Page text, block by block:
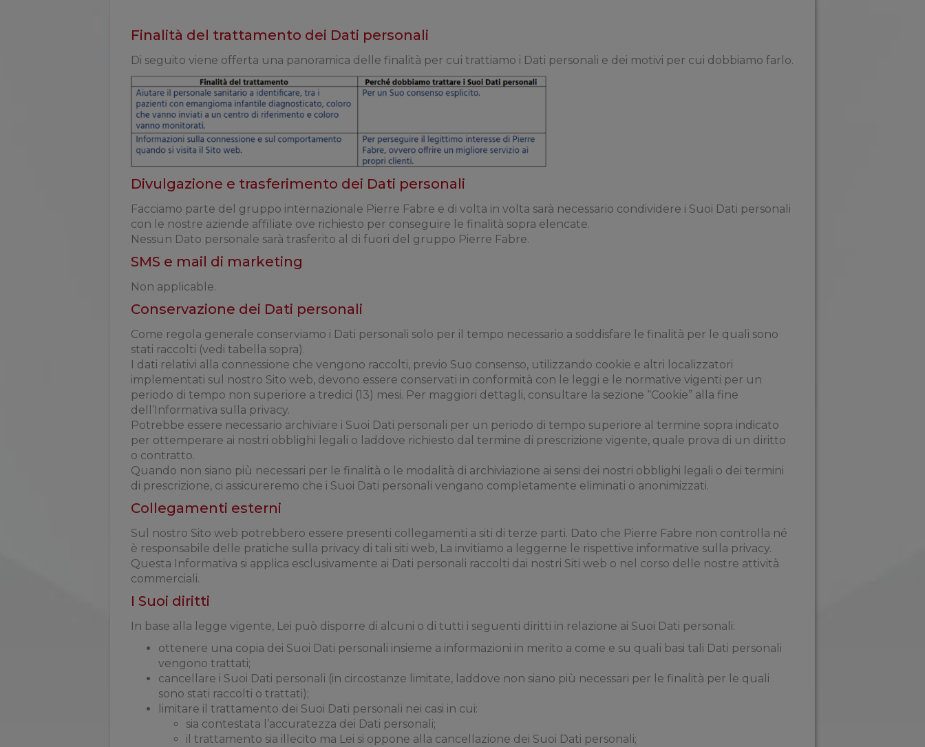
Finalità del trattamento dei Dati personali
Di seguito viene offerta una panoramica delle finalità per cui trattiamo i Dati personali e dei motivi per cui dobbiamo farlo.
Divulgazione e trasferimento dei Dati personali
Facciamo parte del gruppo internazionale Pierre Fabre e di volta in volta sarà necessario condividere i Suoi Dati personali
con le nostre aziende affiliate ove richiesto per conseguire le finalità sopra elencate.
Nessun Dato personale sarà trasferito al di fuori del gruppo Pierre Fabre.
SMS e mail di marketing
Non applicable.
Conservazione dei Dati personali
Come regola generale conserviamo i Dati personali solo per il tempo necessario a soddisfare le finalità per le quali sono
stati raccolti (vedi tabella sopra).
I dati relativi alla connessione che vengono raccolti, previo Suo consenso, utilizzando cookie e altri localizzatori
implementati sul nostro Sito web, devono essere conservati in conformità con le leggi e le normative vigenti per un
periodo di tempo non superiore a tredici (13) mesi. Per maggiori dettagli, consultare la sezione “Cookie” alla fine
dell’Informativa sulla privacy.
Potrebbe essere necessario archiviare i Suoi Dati personali per un periodo di tempo superiore al termine sopra indicato
per ottemperare ai nostri obblighi legali o laddove richiesto dal termine di prescrizione vigente, quale prova di un diritto
o contratto.
Quando non siano più necessari per le finalità o le modalità di archiviazione ai sensi dei nostri obblighi legali o dei termini
di prescrizione, ci assicureremo che i Suoi Dati personali vengano completamente eliminati o anonimizzati.
Collegamenti esterni
Sul nostro Sito web potrebbero essere presenti collegamenti a siti di terze parti. Dato che Pierre Fabre non controlla né
è responsabile delle pratiche sulla privacy di tali siti web, La invitiamo a leggerne le rispettive informative sulla privacy.
Questa Informativa si applica esclusivamente ai Dati personali raccolti dai nostri Siti web o nel corso delle nostre attività
commerciali.
I Suoi diritti
In base alla legge vigente, Lei può disporre di alcuni o di tutti i seguenti diritti in relazione ai Suoi Dati personali:
ottenere una copia dei Suoi Dati personali insieme a informazioni in merito a come e su quali basi tali Dati personali
vengono trattati;
cancellare i Suoi Dati personali (in circostanze limitate, laddove non siano più necessari per le finalità per le quali
sono stati raccolti o trattati);
limitare il trattamento dei Suoi Dati personali nei casi in cui:
sia contestata l’accuratezza dei Dati personali;
il trattamento sia illecito ma Lei si oppone alla cancellazione dei Suoi Dati personali;